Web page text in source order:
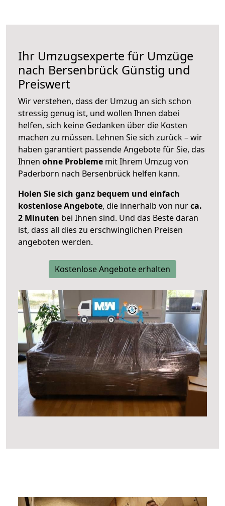
Ihr Umzugsexperte für Umzüge
nach Bersenbrück Günstig und
Preiswert
Wir verstehen, dass der Umzug an sich schon
stressig genug ist, und wollen Ihnen dabei
helfen, sich keine Gedanken über die Kosten
machen zu müssen. Lehnen Sie sich zurück – wir
haben garantiert passende Angebote für Sie, das
Ihnen ohne Probleme mit Ihrem Umzug von
Paderborn nach Bersenbrück helfen kann.
Holen Sie sich ganz bequem und einfach
kostenlose Angebote, die innerhalb von nurca.
2 Minuten bei Ihnen sind. Und das Beste daran
ist, dass all dies zu erschwinglichen Preisen
angeboten werden.
Kostenlose Angebote erhalten